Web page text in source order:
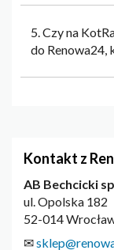
5. Czy na
do Renowa24,
Kontakt z
AB Bechcicki
ul. Opolska 182
52-014
✉